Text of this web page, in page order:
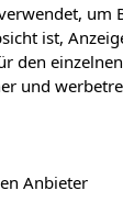
um
ist,
den
und
Anbieter